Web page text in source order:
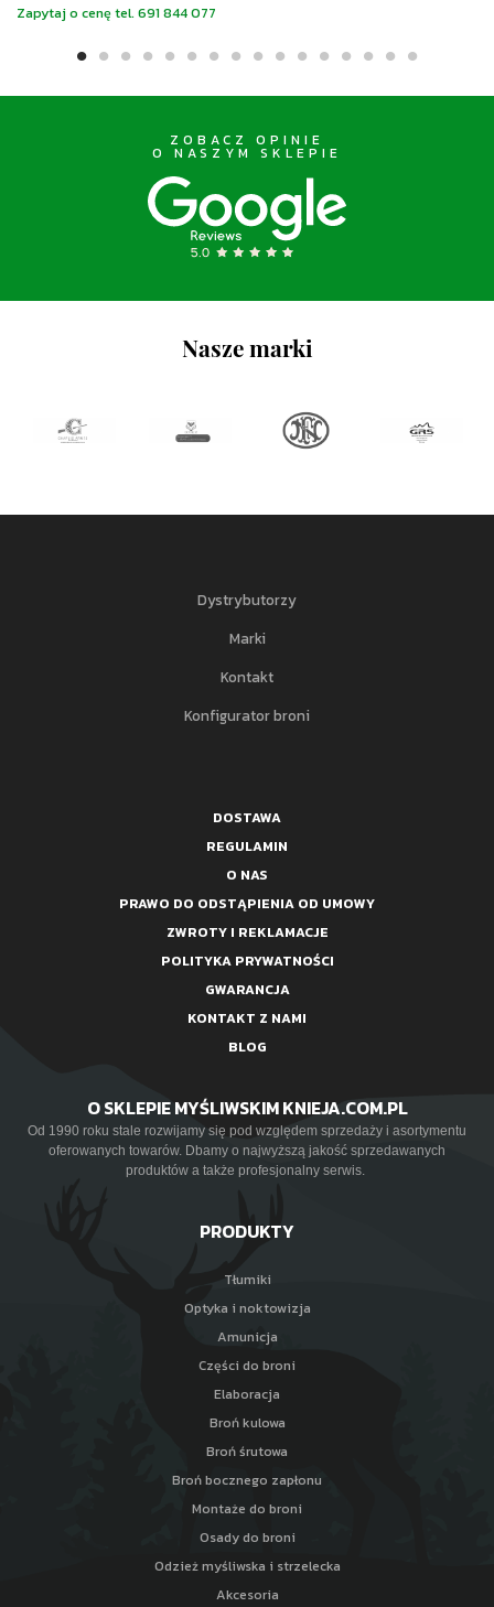
Zapytaj o cenę tel. 691 844 077
ZOBACZ OPINIE
O NASZYM SKLEPIE
Nasze marki
Dystrybutorzy
Marki
Kontakt
Konfigurator broni
DOSTAWA
REGULAMIN
O NAS
PRAWO DO ODSTĄPIENIA OD UMOWY
ZWROTY I REKLAMACJE
POLITYKA PRYWATNOŚCI
GWARANCJA
KONTAKT Z NAMI
BLOG
O SKLEPIE MYŚLIWSKIM KNIEJA.COM.PL
Od 1990 roku stale rozwijamy się pod względem sprzedaży i asortymentu
oferowanych towarów. Dbamy o najwyższą jakość sprzedawanych
produktów a także profesjonalny serwis.
PRODUKTY
Tłumiki
Optyka i noktowizja
Amunicja
Części do broni
Elaboracja
Broń kulowa
Broń śrutowa
Broń bocznego zapłonu
Montaże do broni
Osady do broni
Odzież myśliwska i strzelecka
Akcesoria